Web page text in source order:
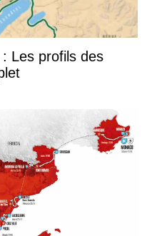
Les profils des